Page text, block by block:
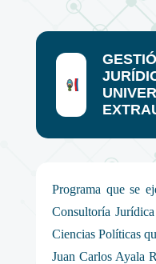
Programa que se
Consultoría
Ciencias Políticas
Juan Carlos Ayala